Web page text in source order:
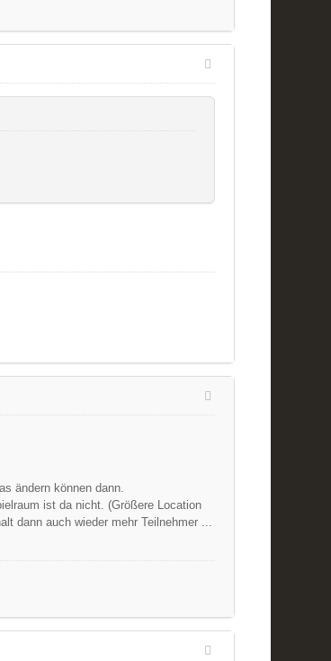
ändern können dann.
ist da nicht. (Größere Location
dann auch wieder mehr Teilnehmer ...